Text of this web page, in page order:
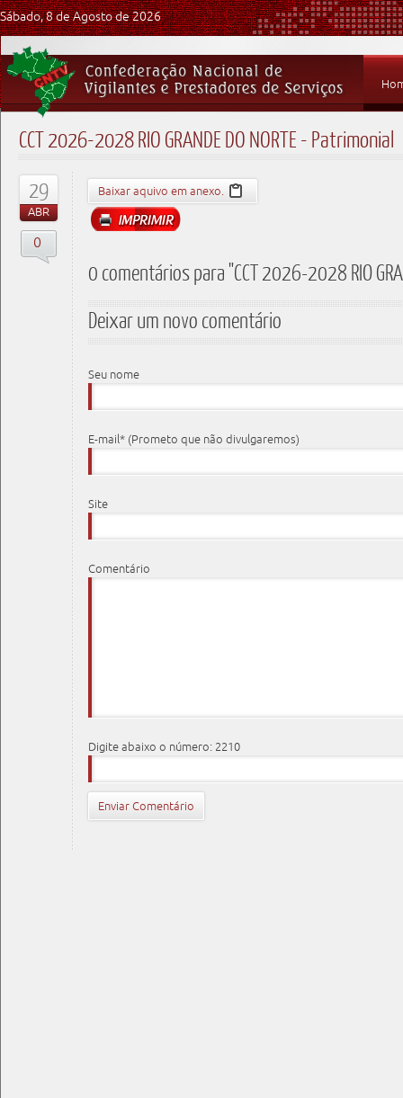
Sábado, 8 de Agosto de 2026
CCT 2026-2028 RIO GRANDE DO NORTE - Patrimonial
29
ABR
0
Baixar aquivo em anexo.
0 comentários para "CCT 2026-2028 RIO
Deixar um novo comentário
Seu nome
E-mail* (Prometo que não divulgaremos)
Site
Comentário
Digite abaixo o número: 2210